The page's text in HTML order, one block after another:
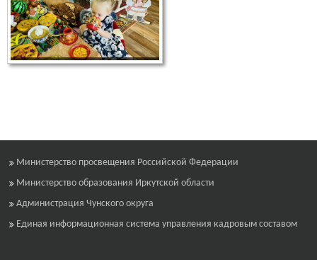
Министерство просвещения Российской Федерации
Министерство образования Иркутской области
Администрация Чунского округа
Единая информационная система управления кадровым составом